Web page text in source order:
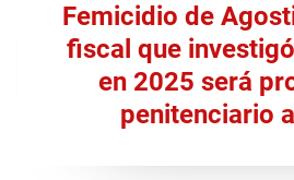
Femicidio de
fiscal que
en 2025 será
penitenciario